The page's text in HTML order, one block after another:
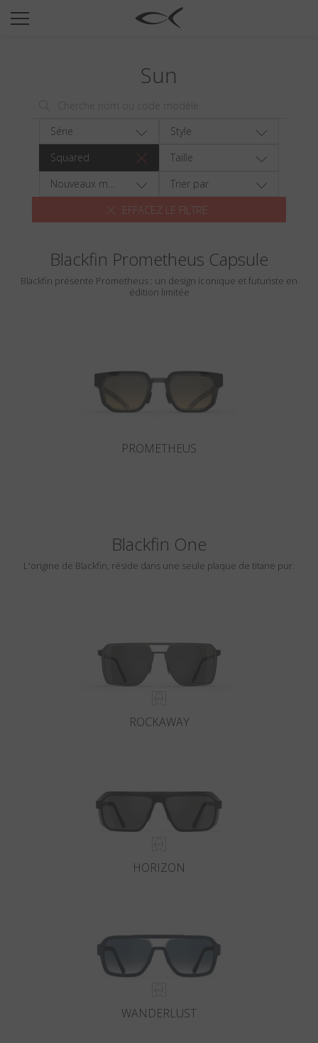
SUN
TITANIUM
NEWSROOM
Liste de souhaits
Rechercher
Sun
Série
Style
Squared
Taille
Nouveaux modèles
Trier par
EFFACEZ LE FILTRE
Blackfin Prometheus Capsule
Blackfin présente Prometheus : un design iconique et futuriste en
édition limitée
PROMETHEUS
Blackfin One
L'origine de Blackfin, réside dans une seule plaque de titane pur.
ROCKAWAY
HORIZON
WANDERLUST